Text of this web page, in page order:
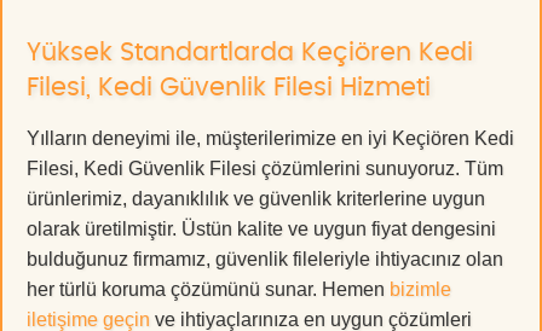
Yüksek Standartlarda Keçiören Kedi
Filesi, Kedi Güvenlik Filesi Hizmeti
Yılların deneyimi ile, müşterilerimize en iyi Keçiören Kedi
Filesi, Kedi Güvenlik Filesi çözümlerini sunuyoruz. Tüm
ürünlerimiz, dayanıklılık ve güvenlik kriterlerine uygun
olarak üretilmiştir. Üstün kalite ve uygun fiyat dengesini
bulduğunuz firmamız, güvenlik fileleriyle ihtiyacınız olan
her türlü koruma çözümünü sunar. Hemen bizimle
iletişime geçin ve ihtiyaçlarınıza en uygun çözümleri